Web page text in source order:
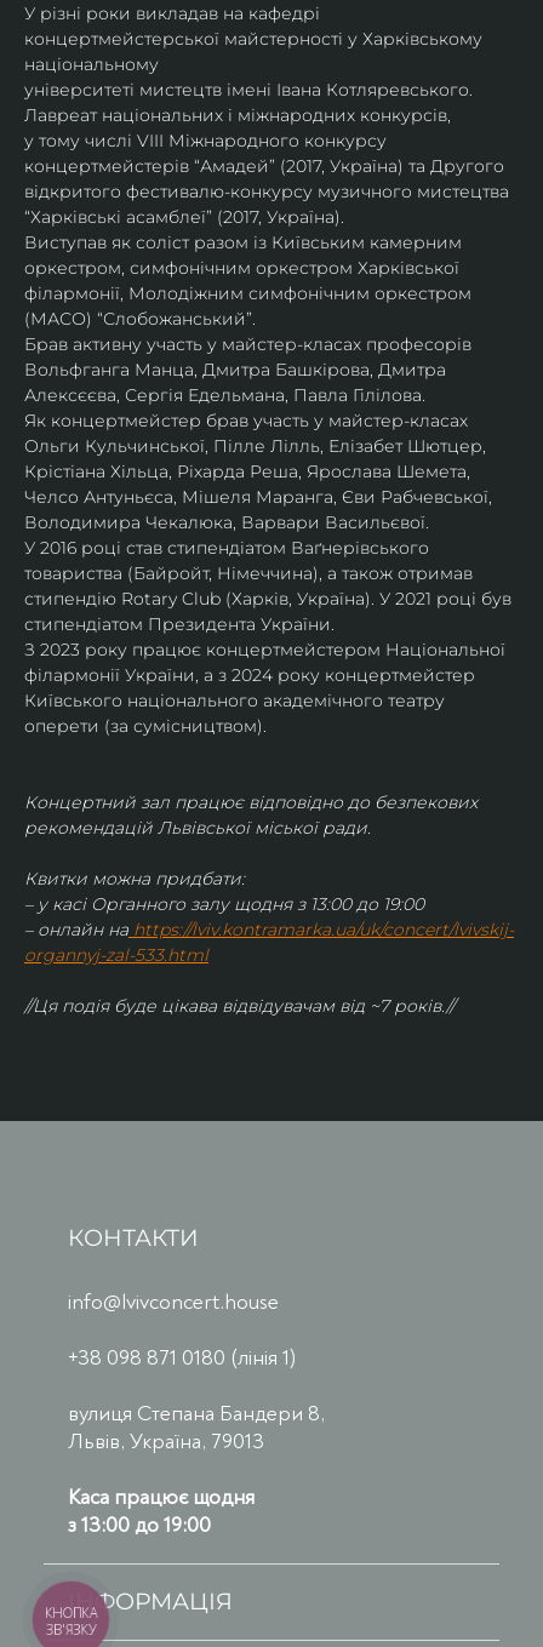
У різні роки викладав на кафедрі
концертмейстерської майстерності у Харківському
національному
університеті мистецтв імені Івана Котляревського.
Лавреат національних і міжнародних конкурсів,
у тому числі VIII Міжнародного конкурсу
концертмейстерів “Амадей” (2017, Україна) та Другого
відкритого фестивалю-конкурсу музичного мистецтва
“Харківські асамблеї” (2017, Україна).
Виступав як соліст разом із Київським камерним
оркестром, симфонічним оркестром Харківської
філармонії, Молодіжним симфонічним оркестром
(МАСО) “Слобожанський”.
Брав активну участь у майстер-класах професорів
Вольфганга Манца, Дмитра Башкірова, Дмитра
Алексєєва, Сергія Едельмана, Павла Гілілова.
Як концертмейстер брав участь у майстер-класах
Ольги Кульчинської, Пілле Лілль, Елізабет Шютцер,
Крістіана Хільца, Ріхарда Реша, Ярослава Шемета,
Челсо Антуньєса, Мішеля Маранга, Єви Рабчевської,
Володимира Чекалюка, Варвари Васильєвої.
У 2016 році став стипендіатом Ваґнерівського
товариства (Байройт, Німеччина), а також отримав
стипендію Rotary Club (Харків, Україна). У 2021 році був
стипендіатом Президента України.
З 2023 року працює концертмейстером Національної
філармонії України, а з 2024 року концертмейстер
Київського національного академічного театру
оперети (за сумісництвом).
Концертний зал працює відповідно до безпекових
рекомендацій Львівської міської ради.
Квитки можна придбати:
– у касі Органного залу щодня з 13:00 до 19:00
– онлайн на https://lviv.kontramarka.ua/uk/concert/lvivskij-
organnyj-zal-533.html
//Ця подія буде цікава відвідувачам від ~7 років.//
КОНТАКТИ
info@lvivconcert.house
+38 098 871 0180 (лінія 1)
вулиця Степана Бандери 8,
Львів, Україна, 79013
Каса працює щодня
з 13:00 до 19:00
ІНФОРМАЦІЯ
КНОПКА
ЗВ'ЯЗКУ